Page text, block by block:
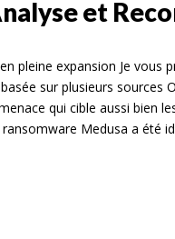
et
pleine expansion Je vous
sur plusieurs sources
qui cible aussi bien
Medusa a été